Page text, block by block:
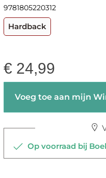
9781805220312
Hardback
€ 24,99
Voeg toe aan mijn
Op voorraad bij